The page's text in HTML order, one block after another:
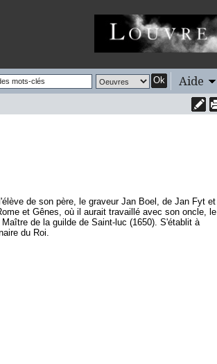
Ok Aide
de son père, le graveur Jan Boel, de Jan Fyt et
et Gênes, où il aurait travaillé avec son oncle, le
de la guilde de Saint-luc (1650). S'établit à
du Roi.